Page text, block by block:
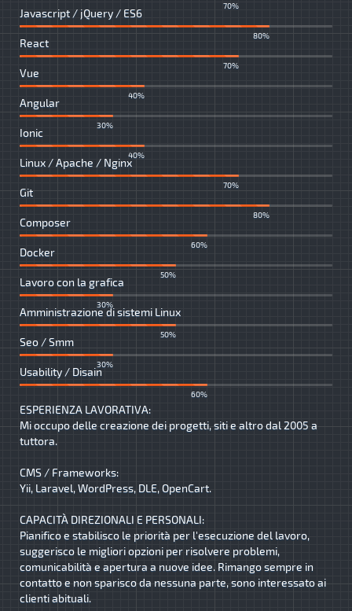
70%
Javascript / jQuery / ES6
80%
React
70%
Vue
40%
Angular
30%
Ionic
40%
Linux / Apache / Nginx
70%
Git
80%
Composer
60%
Docker
50%
Lavoro con la grafica
30%
Amministrazione di sistemi Linux
50%
Seo / Smm
30%
Usability / Disain
60%
ESPERIENZA LAVORATIVA:
Mi occupo delle creazione dei progetti, siti e altro dal 2005 a
tuttora.
CMS / Frameworks:
Yii, Laravel, WordPress, DLE, OpenCart.
CAPACITÀ DIREZIONALI E PERSONALI:
Pianifico e stabilisco le priorità per l'esecuzione del lavoro,
suggerisco le migliori opzioni per risolvere problemi,
comunicabilità e apertura a nuove idee. Rimango sempre in
contatto e non sparisco da nessuna parte, sono interessato ai
clienti abituali.